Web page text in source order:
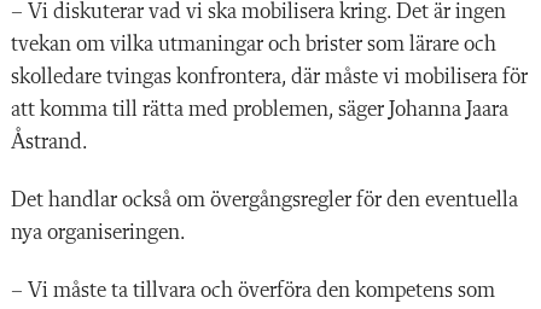
– Vi diskuterar vad vi ska mobilisera kring. Det är ingen
tvekan om vilka utmaningar och brister som lärare och
skolledare tvingas konfrontera, där måste vi mobilisera för
att komma till rätta med problemen, säger Johanna Jaara
Åstrand.
Det handlar också om övergångsregler för den eventuella
nya organiseringen.
– Vi måste ta tillvara och överföra den kompetens som